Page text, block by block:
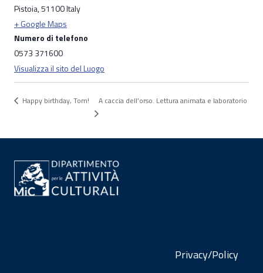
Pistoia,51100Italy
+ Google Maps
Numero di telefono
0573 371600
Visualizza il sito del Luogo
Happy birthday, Tom! A caccia dell’orso. Lettura animata e laboratorio
Privacy/Policy